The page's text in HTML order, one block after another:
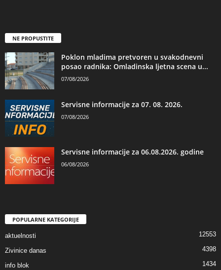
NE PROPUSTITE
Poklon mladima pretvoren u svakodnevni
posao radnika: Omladinska ljetna scena u...
07/08/2026
Servisne informacije za 07. 08. 2026.
07/08/2026
Servisne informacije za 06.08.2026. godine
06/08/2026
POPULARNE KATEGORIJE
aktuelnosti 12553
Zivinice danas 4398
info blok 1434